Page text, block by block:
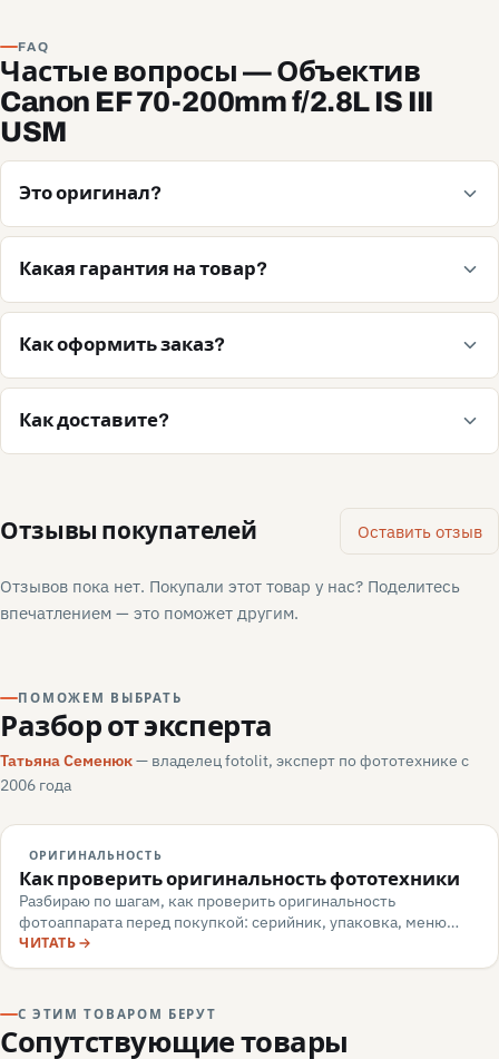
FAQ
Частые вопросы — Объектив
Canon EF 70-200mm f/2.8L IS III
USM
Это оригинал?
Какая гарантия на товар?
Как оформить заказ?
Как доставите?
Отзывы покупателей Оставить отзыв
Отзывов пока нет. Покупали этот товар у нас? Поделитесь
впечатлением — это поможет другим.
ПОМОЖЕМ ВЫБРАТЬ
Разбор от эксперта
Татьяна Семенюк— владелец fotolit, эксперт по фототехнике с
2006 года
ОРИГИНАЛЬНОСТЬ
Как проверить оригинальность фототехники
Разбираю по шагам, как проверить оригинальность
фотоаппарата перед покупкой: серийник, упаковка, меню
камеры, маркировка, документы — и какие красные флаги
говорят о подделке или сером импорте.
ЧИТАТЬ
С ЭТИМ ТОВАРОМ БЕРУТ
Сопутствующие товары